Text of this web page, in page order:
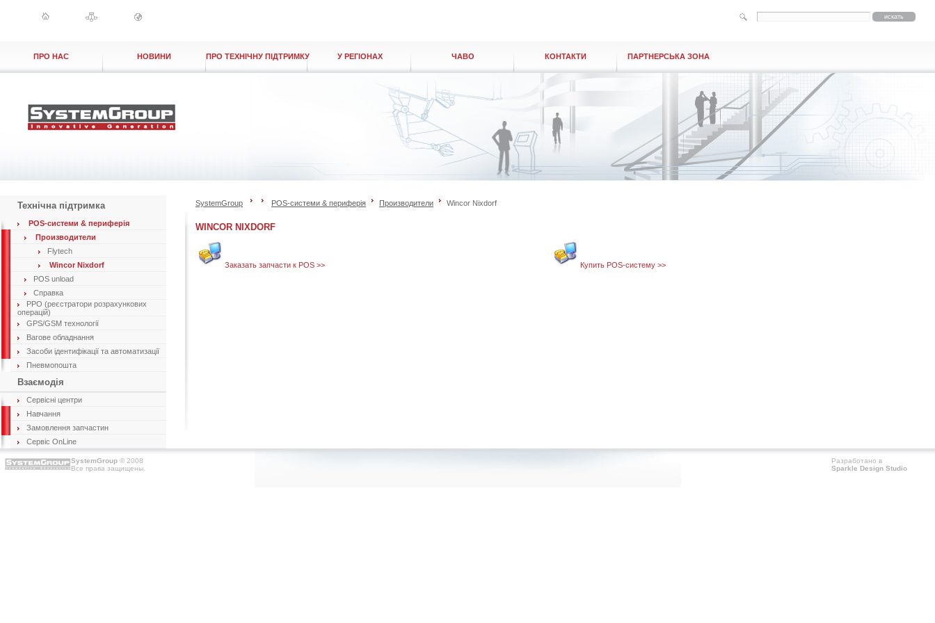
ПРО НАС НОВИНИ ПРО ТЕХНІЧНУ ПІДТРИМКУ У РЕГІОНАХ ЧАВО КОНТАКТИ ПАРТНЕРСЬКА ЗОНА
Технічна підтримка
POS-системи & периферія
Производители
Flytech
Wincor Nixdorf
POS unload
Справка
РРО (реєстратори розрахункових
операцій)
GPS/GSM технології
Вагове обладнання
Засоби ідентифікації та автоматизації
Пневмопошта
Взаємодія
Сервісні центри
Навчання
Замовлення запчастин
Сервіс OnLine
SystemGroup POS-системи & периферія Производители Wincor Nixdorf
WINCOR NIXDORF
Заказать запчасти к POS >> Купить POS-систему >>
SystemGroup © 2008
Все права защищены.
Разработано в
Sparkle Design Studio